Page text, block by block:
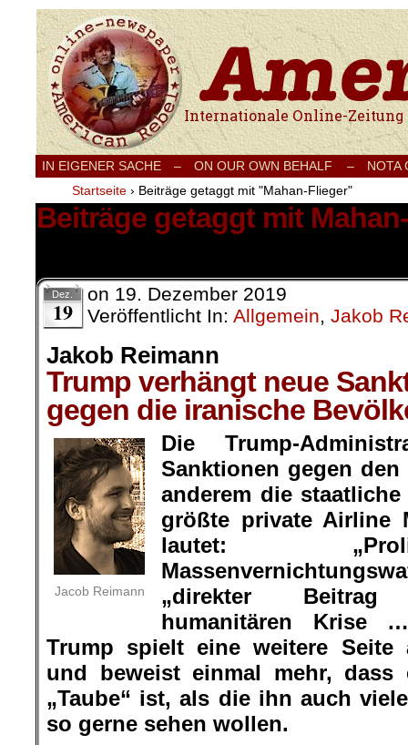
Internationale Onlinezeitung für Frieden,
IN EIGENER SACHE – ON OUR OWN BEHALF –
NOTA
Startseite › Beiträge getaggt mit "Mahan-Flieger"
Beiträge getaggt mit
Dez.
19
on 19. Dezember 2019
Veröffentlicht In: Allgemein, Jakob
Jakob Reimann
Trump verhängt neue
gegen die iranische
Jacob Reimann
Die Trump-
Sanktionen gegen
anderem die
größte private Airline
lautet:
„direkter Beitrag
humanitären Krise
Trump spielt eine weitere Seite
und beweist einmal mehr,
„Taube“ ist, als die ihn auch
so gerne sehen wollen.